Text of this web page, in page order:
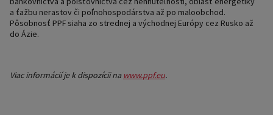
a ťažbu nerastov či poľnohospodárstva až po maloobchod.
Pôsobnosť PPF siaha zo strednej a východnej Európy cez Rusko až
do Ázie.
Viac informácií je k dispozícii na www.ppf.eu.